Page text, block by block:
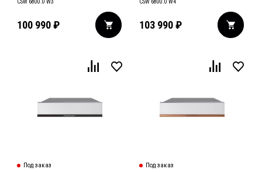
CSW 6800.0 W3
100 990₽
CSW 6800.0 W4
103 990 ₽
Под заказ Под заказ